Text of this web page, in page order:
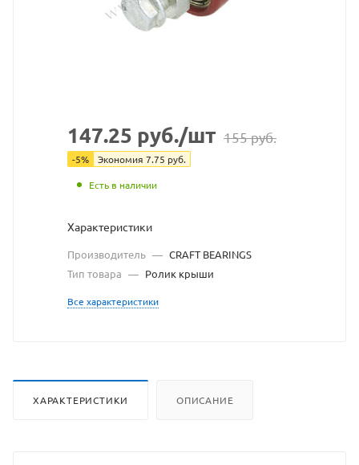
147.25 руб./шт 155руб.
-5% Экономия 7.75 руб.
Есть в наличии
Характеристики
Производитель — CRAFT BEARINGS
Тип товара — Ролик крыши
Все характеристики
ХАРАКТЕРИСТИКИ ОПИСАНИЕ